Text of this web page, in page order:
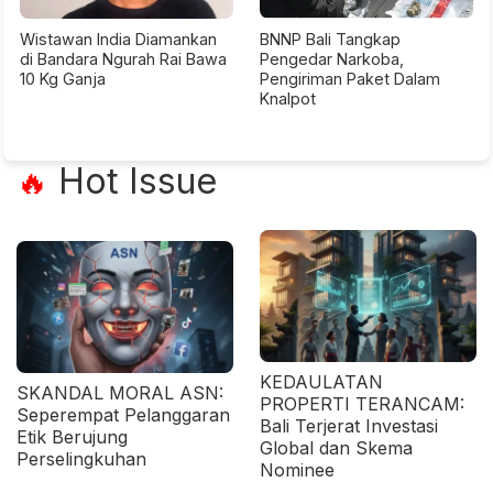
Wistawan India Diamankan
di Bandara Ngurah Rai Bawa
10 Kg Ganja
BNNP Bali Tangkap
Pengedar Narkoba,
Pengiriman Paket Dalam
Knalpot
🔥 Hot Issue
SKANDAL MORAL ASN:
Seperempat Pelanggaran
Etik Berujung
Perselingkuhan
KEDAULATAN
PROPERTI TERANCAM:
Bali Terjerat Investasi
Global dan Skema
Nominee